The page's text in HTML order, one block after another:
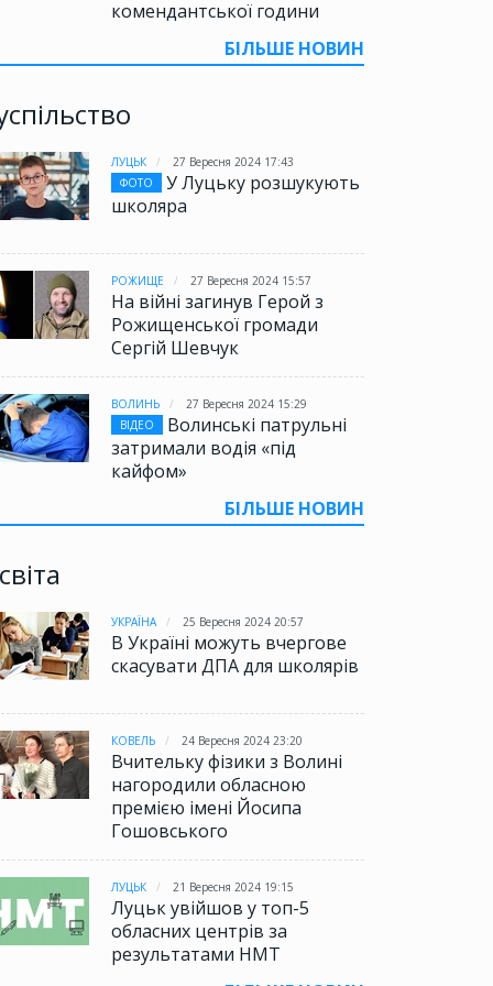
комендантської години
БІЛЬШЕ НОВИН
ЛУЦЬК
27 Вересня 2024 17:43
ФОТО
У Луцьку розшукують
школяра
РОЖИЩЕ 27 Вересня 2024 15:57
На війні загинув Герой з
Рожищенської громади
Сергій Шевчук
ВОЛИНЬ
27 Вересня 2024 15:29
ВІДЕО
Волинські патрульні
затримали водія «під
кайфом»
БІЛЬШЕ НОВИН
УКРАЇНА 25 Вересня 2024 20:57
В Україні можуть вчергове
скасувати ДПА для школярів
КОВЕЛЬ 24 Вересня 2024 23:20
Вчительку фізики з Волині
нагородили обласною
премією імені Йосипа
Гошовського
ЛУЦЬК 21 Вересня 2024 19:15
Луцьк увійшов у топ-5
обласних центрів за
результатами НМТ